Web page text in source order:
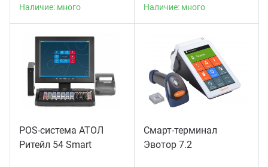
Наличие: много Наличие: много
POS-система АТОЛ
Ритейл 54 Smart
Смарт-терминал
Эвотор 7.2